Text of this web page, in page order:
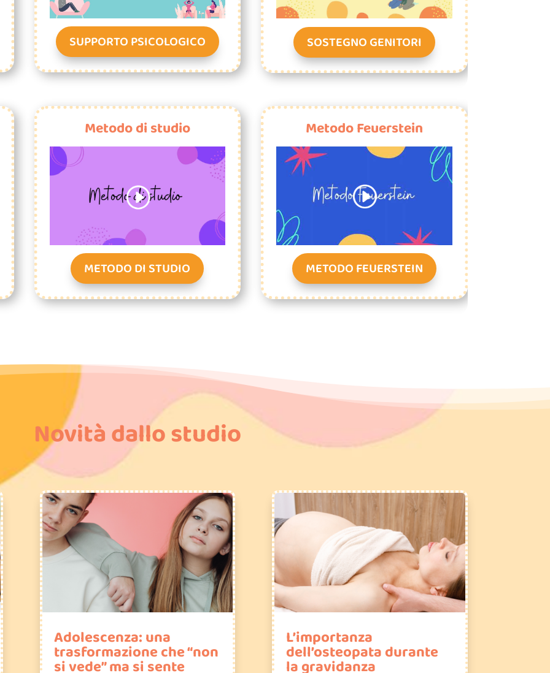
SUPPORTO PSICOLOGICO SOSTEGNO GENITORI
Metodo di studio
METODO DI STUDIO
Metodo Feuerstein
METODO FEUERSTEIN
Novità dallo studio
Adolescenza: una
trasformazione che “non
si vede” ma si sente
L’importanza
dell’osteopata durante
la gravidanza